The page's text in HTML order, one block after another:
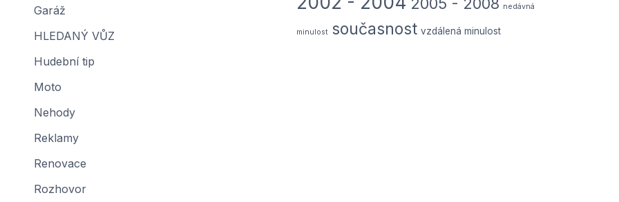
Garáž
HLEDANÝ VŮZ
Hudební tip
Moto
Nehody
Reklamy
Renovace
Rozhovor
nedávná
minulost současnost vzdálená minulost